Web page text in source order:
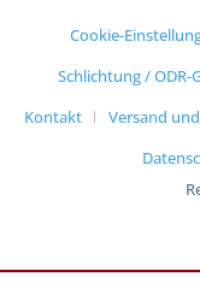
Cookie-
Schlichtung / ODR-
Kontakt
Versand